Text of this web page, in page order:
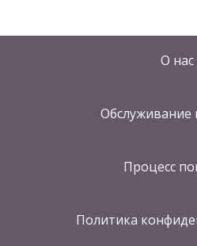
О нас
Обслуживание
Процесс
Политика